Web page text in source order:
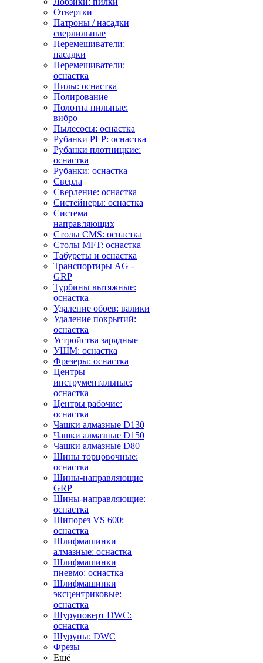
Отвертки
Патроны / насадки
сверлильные
Перемешиватели:
насадки
Перемешиватели:
оснастка
Пилы: оснастка
Полирование
Полотна пильные:
вибро
Пылесосы: оснастка
Рубанки PLP: оснастка
Рубанки плотницкие:
оснастка
Рубанки: оснастка
Сверла
Сверление: оснастка
Систейнеры: оснастка
Система
направляющих
Столы CMS: оснастка
Столы MFT: оснастка
Табуреты и оснастка
Транспортиры AG -
GRP
Турбины вытяжные:
оснастка
Удаление обоев: валики
Удаление покрытий:
оснастка
Устройства зарядные
УШМ: оснастка
Фрезеры: оснастка
Центры
инструментальные:
оснастка
Центры рабочие:
оснастка
Чашки алмазные D130
Чашки алмазные D150
Чашки алмазные D80
Шины торцовочные:
оснастка
Шины-направляющие
GRP
Шины-направляющие:
оснастка
Шипорез VS 600:
оснастка
Шлифмашинки
алмазные: оснастка
Шлифмашинки
пневмо: оснастка
Шлифмашинки
эксцентриковые:
оснастка
Шуруповерт DWC:
оснастка
Шурупы: DWC
Фрезы
Ещё